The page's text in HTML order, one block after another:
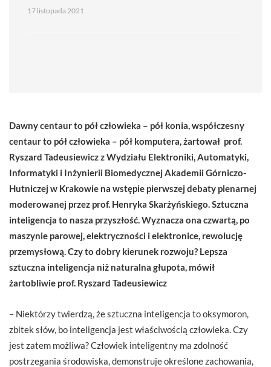
17 listopada 2021
Dawny centaur to pół człowieka – pół konia, współczesny
centaur to pół człowieka – pół komputera, żartował prof.
Ryszard Tadeusiewicz z Wydziału Elektroniki, Automatyki,
Informatyki i Inżynierii Biomedycznej Akademii Górniczo-
Hutniczej w Krakowie na wstępie pierwszej debaty plenarnej
moderowanej przez prof. Henryka Skarżyńskiego. Sztuczna
inteligencja to nasza przyszłość. Wyznacza ona czwartą, po
maszynie parowej, elektryczności i elektronice, rewolucję
przemysłową. Czy to dobry kierunek rozwoju? Lepsza
sztuczna inteligencja niż naturalna głupota, mówił
żartobliwie prof. Ryszard Tadeusiewicz
– Niektórzy twierdzą, że sztuczna inteligencja to oksymoron,
zbitek słów, bo inteligencja jest właściwością człowieka. Czy
jest zatem możliwa? Człowiek inteligentny ma zdolność
postrzegania środowiska, demonstruje określone zachowania,